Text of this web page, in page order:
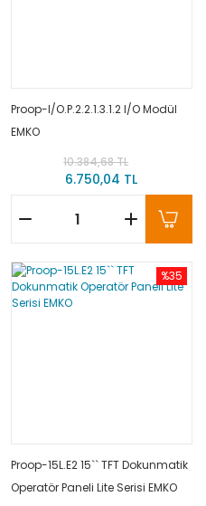
Proop-I/O.P.2.2.1.3.1.2 I/O Modül
EMKO
10.384,68 TL
6.750,04 TL
%35
Proop-15L.E2 15`` TFT Dokunmatik
Operatör Paneli Lite Serisi EMKO